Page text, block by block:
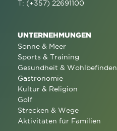
T: (+357) 22691100
UNTERNEHMUNGEN
Sonne & Meer
Sports & Training
Gesundheit & Wohlbefinden
Gastronomie
Kultur & Religion
Golf
Strecken & Wege
Aktivitäten für Familien